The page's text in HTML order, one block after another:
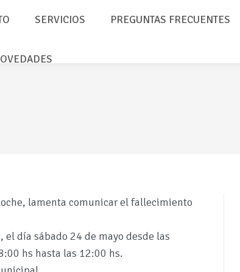
SERVICIOS PREGUNTAS FRECUENTES
lamenta comunicar el fallecimiento
el día sábado 24 de mayo desde las
hs hasta las 12:00 hs.